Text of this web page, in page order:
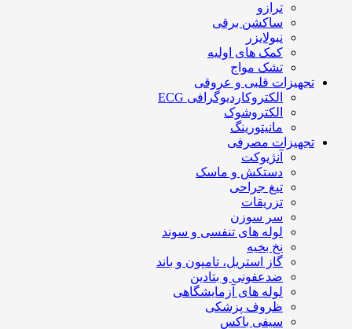
ترازو
ساکشن برقی
نبولایزر
کمک های اولیه
تشک مواج
تجهیزات قلبی و عروقی
الکتروکاردیوگرافی ECG
الکتروشوک
مانیتورینگ
تجهیزات مصرفی
آنژیوکت
دستکش و ماسک
تیغ جراحی
تزریقات
سر سوزن
لوله های تنفسی و سوند
نخ بخیه
گاز استریل، تامپون و باند
ضدعفونی و بتادین
لوله های آزمایشگاهی
ظروف پزشکی
سیفی باکس